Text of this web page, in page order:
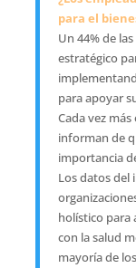
para el
Un 44% de
estratégico
para apoyar
Cada vez
informan de
importancia
Los datos del
holístico para
con la salud
mayoría de